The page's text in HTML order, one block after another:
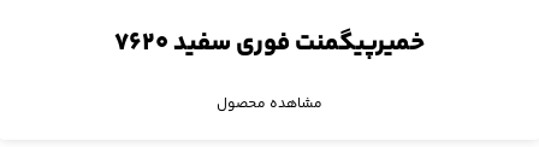
خمیرپیگمنت فوری سفید ۷۶۲۰
مشاهده محصول